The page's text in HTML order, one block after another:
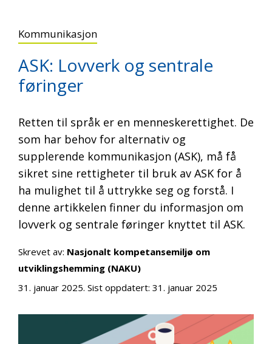
Kommunikasjon
ASK: Lovverk og sentrale
føringer
Retten til språk er en menneskerettighet. De
som har behov for alternativ og
supplerende kommunikasjon (ASK), må få
sikret sine rettigheter til bruk av ASK for å
ha mulighet til å uttrykke seg og forstå. I
denne artikkelen finner du informasjon om
lovverk og sentrale føringer knyttet til ASK.
Skrevet av: Nasjonalt kompetansemiljø om
utviklingshemming (NAKU)
31. januar 2025. Sist oppdatert: 31. januar 2025